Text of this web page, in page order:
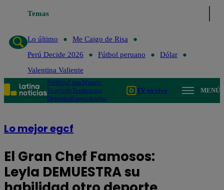
Temas
Lo último
Me Caigo de Risa
Perú Decide 2026
Fútbol peruano
Dólar
Valentina Valiente
PolíticaLimaMundo
Te ayudoTendencias
DeportesEspectáculos
TV en vivo MENÚ
Lo mejor egcf
El Gran Chef Famosos:
Leyla DEMUESTRA su